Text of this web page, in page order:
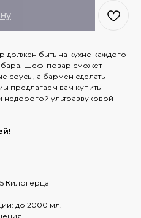
должен быть на кухне каждого
Шеф-повар сможет
соусы, а бармен сделать
предлагаем вам купить
ультразвуковой
Килогерца
до 2000 мл.